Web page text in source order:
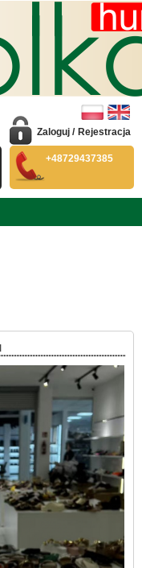
Zaloguj / Rejestracja
+48729437385